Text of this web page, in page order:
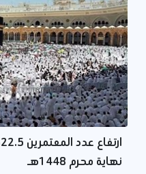
نهاية محرم 1448هـ